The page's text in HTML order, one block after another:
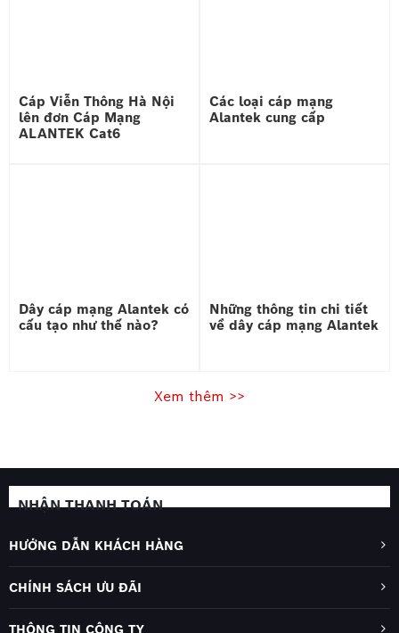
Cáp Viễn Thông Hà Nội
lên đơn Cáp Mạng
ALANTEK Cat6
Các loại cáp mạng
Alantek cung cấp
Dây cáp mạng Alantek có
cấu tạo như thế nào?
Những thông tin chi tiết
về dây cáp mạng Alantek
Xem thêm >>
NHẬN THANH TOÁN
HƯỚNG DẪN KHÁCH HÀNG
CHÍNH SÁCH ƯU ĐÃI
THÔNG TIN CÔNG TY